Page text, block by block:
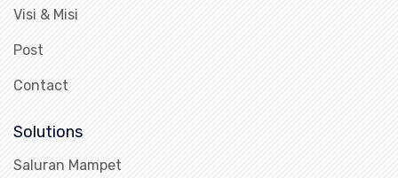
Visi & Misi
Post
Contact
Solutions
Saluran Mampet